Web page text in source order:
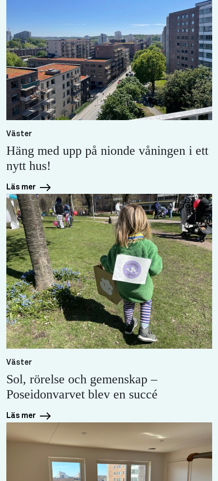
Väster
Häng med upp på nionde våningen i ett
nytt hus!
Läs mer
Väster
Sol, rörelse och gemenskap –
Poseidonvarvet blev en succé
Läs mer